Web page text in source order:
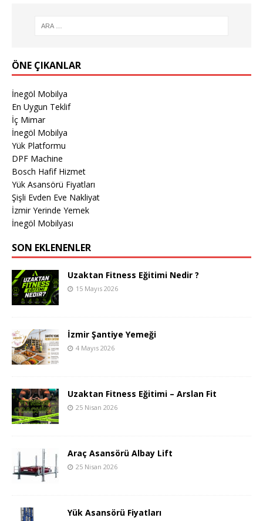
ÖNE ÇIKANLAR
İnegöl Mobilya
En Uygun Teklif
İç Mimar
İnegöl Mobilya
Yük Platformu
DPF Machine
Bosch Hafif Hizmet
Yük Asansörü Fiyatları
Şişli Evden Eve Nakliyat
İzmir Yerinde Yemek
İnegöl Mobilyası
SON EKLENENLER
Uzaktan Fitness Eğitimi Nedir ?
15 Mayıs 2026
İzmir Şantiye Yemeği
4 Mayıs 2026
Uzaktan Fitness Eğitimi – Arslan Fit
25 Nisan 2026
Araç Asansörü Albay Lift
25 Nisan 2026
Yük Asansörü Fiyatları